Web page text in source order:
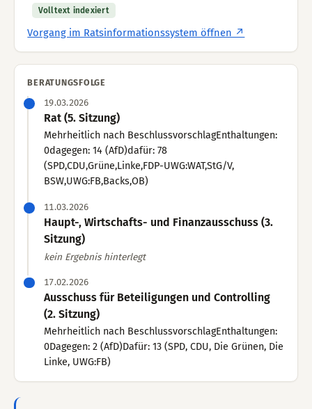
Volltext indexiert
Vorgang im Ratsinformationssystem öffnen ↗
BERATUNGSFOLGE
19.03.2026
Rat (5. Sitzung)
Mehrheitlich nach BeschlussvorschlagEnthaltungen:
0dagegen: 14 (AfD)dafür: 78
(SPD,CDU,Grüne,Linke,FDP-UWG:WAT,StG/V,
BSW,UWG:FB,Backs,OB)
11.03.2026
Haupt-, Wirtschafts- und Finanzausschuss (3.
Sitzung)
kein Ergebnis hinterlegt
17.02.2026
Ausschuss für Beteiligungen und Controlling
(2. Sitzung)
Mehrheitlich nach BeschlussvorschlagEnthaltungen:
0Dagegen: 2 (AfD)Dafür: 13 (SPD, CDU, Die Grünen, Die
Linke, UWG:FB)